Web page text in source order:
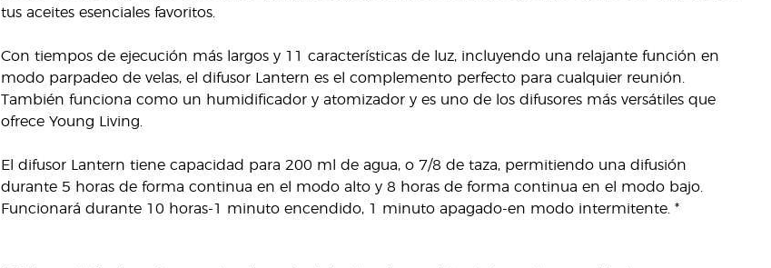
tus aceites esenciales favoritos.
Con tiempos de ejecución más largos y 11 características de luz, incluyendo una relajante función en
modo parpadeo de velas, el difusor Lantern es el complemento perfecto para cualquier reunión.
También funciona como un humidificador y atomizador y es uno de los difusores más versátiles que
ofrece Young Living.
El difusor Lantern tiene capacidad para 200 ml de agua, o 7/8 de taza, permitiendo una difusión
durante 5 horas de forma continua en el modo alto y 8 horas de forma continua en el modo bajo.
Funcionará durante 10 horas-1 minuto encendido, 1 minuto apagado-en modo intermitente. *